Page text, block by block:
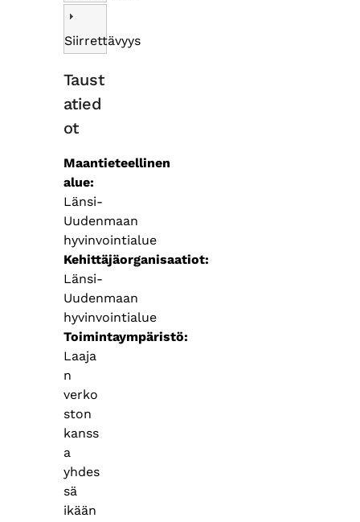
Siirrettävyys
Taust
atied
ot
Maantieteellinen
alue
Länsi-
Uudenmaan
hyvinvointialue
Kehittäjäorganisaatiot
Länsi-
Uudenmaan
hyvinvointialue
Toimintaympäristö
Laaja
n
verko
ston
kanss
a
yhdes
sä
ikään